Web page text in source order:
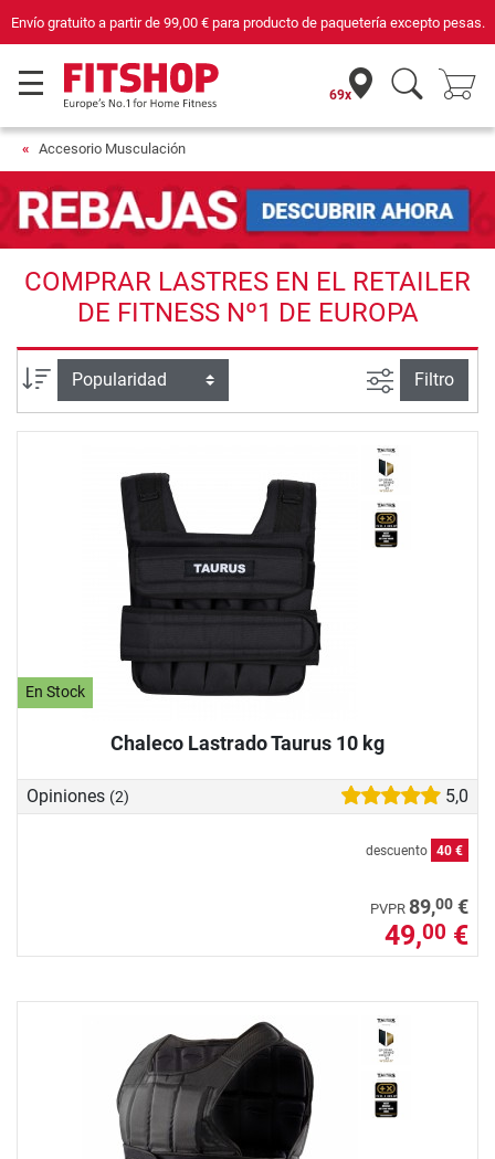
Envío gratuito a partir de 99,00 €para producto de paquetería excepto pesas.
69x
Accesorio Musculación
COMPRAR LASTRES EN EL RETAILER
DE FITNESS Nº1 DE EUROPA
Ordenar por Busqueda
Filtro
En Stock
Chaleco Lastrado Taurus 10 kg
Opiniones (2) 5,0
descuento 40 €
PVPR 89,00 €
49,00 €